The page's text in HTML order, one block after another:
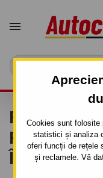
Cookies sunt folosite
statistici și analiza
oferi funcții de rețele
și reclamele. Vă

REMORCI
ROȚI SUB